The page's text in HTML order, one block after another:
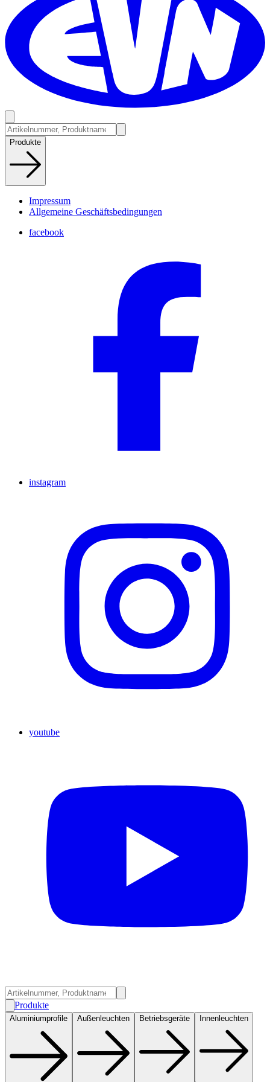
Produkte
Impressum
Allgemeine Geschäftsbedingungen
facebook
instagram
youtube
Produkte
Aluminiumprofile Außenleuchten Betriebsgeräte Innenleuchten